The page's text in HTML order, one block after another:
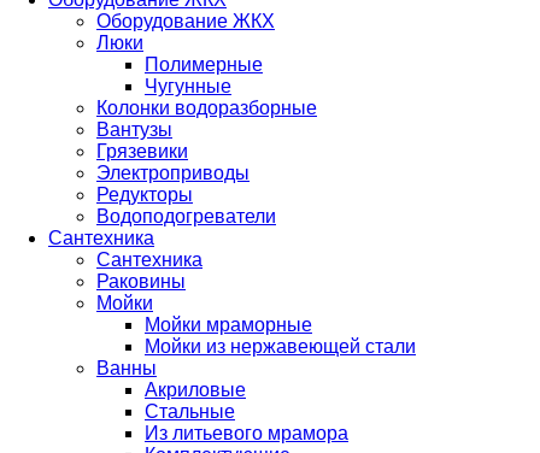
Оборудование ЖКХ
Люки
Полимерные
Чугунные
Колонки водоразборные
Вантузы
Грязевики
Электроприводы
Редукторы
Водоподогреватели
Сантехника
Сантехника
Раковины
Мойки
Мойки мраморные
Мойки из нержавеющей стали
Ванны
Акриловые
Стальные
Из литьевого мрамора